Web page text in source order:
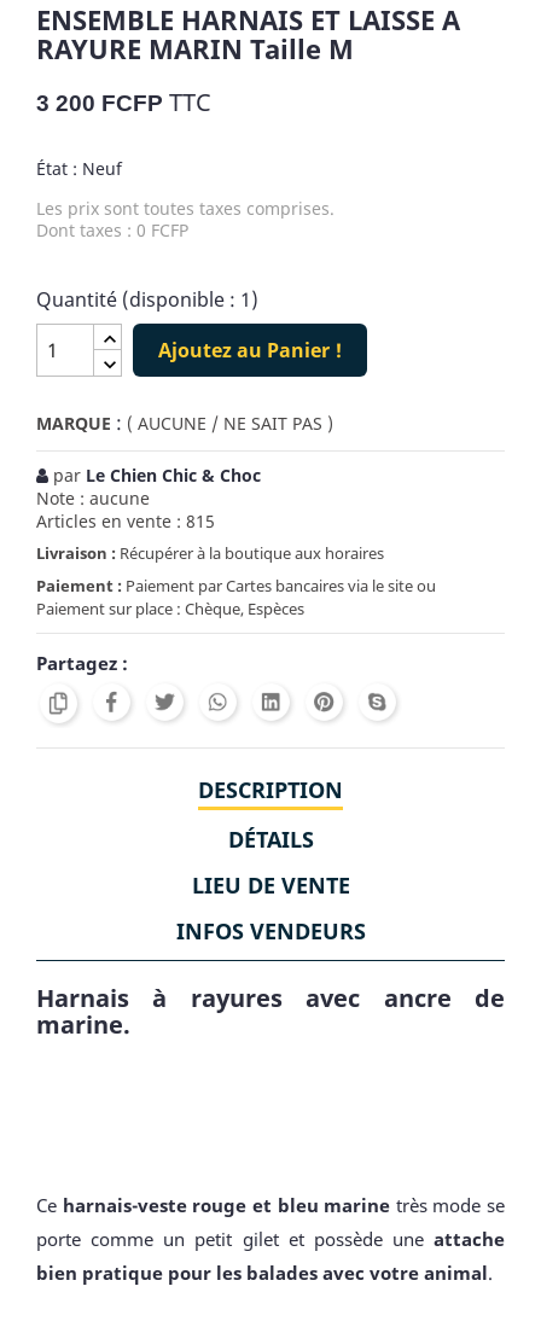
ENSEMBLE HARNAIS ET LAISSE A
RAYURE MARIN Taille M
3 200 FCFP TTC
État : Neuf
Les prix sont toutes taxes comprises.
Dont taxes : 0 FCFP
Quantité (disponible : 1)
Ajoutez au Panier !
MARQUE : ( AUCUNE / NE SAIT PAS )
par Le Chien Chic & Choc
Note : aucune
Articles en vente : 815
Livraison : Récupérer à la boutique aux horaires
Paiement : Paiement par Cartes bancaires via le site ou
Paiement sur place : Chèque, Espèces
Partagez :
DESCRIPTION
DÉTAILS
LIEU DE VENTE
INFOS VENDEURS
Harnais à rayures avec ancre de
marine.
Ce harnais-veste rouge et bleu marine très mode se
porte comme un petit gilet et possède une attache
bien pratique pour les balades avec votre animal.